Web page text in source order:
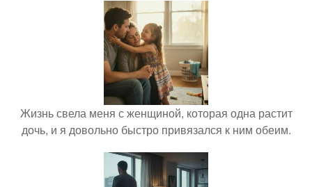
Жизнь свела меня с женщиной, которая одна растит
дочь, и я довольно быстро привязался к ним обеим.